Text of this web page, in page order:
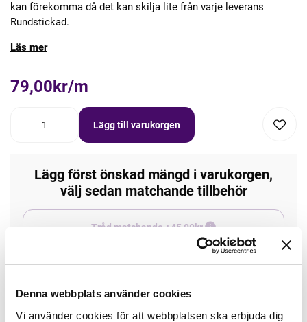
Denna webbplats använder cookies
Vi använder cookies för att webbplatsen ska erbjuda dig
kan förekomma då det kan skilja lite från varje leverans
Rundstickad.
Läs mer
79,00kr/m
Lägg till varukorgen
Lägg först önskad mängd i varukorgen,
välj sedan matchande tillbehör
Tråd matchande +45,00kr
Öglad jogging, matchande +70,00kr